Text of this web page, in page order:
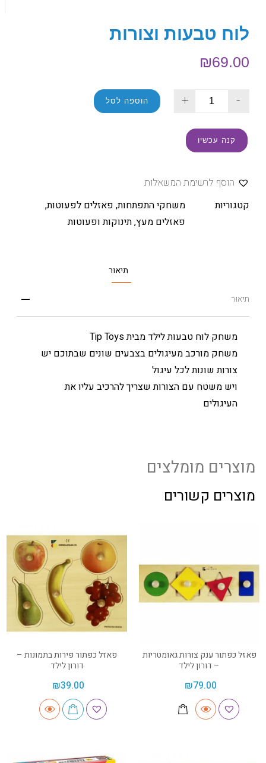
לוח טבעות וצורות
₪69.00
-
+ הוספה לסל
קנה עכשיו
הוסף לרשימת המשאלות
קטגוריות
משחקי התפתחות, פאזלים לפעוטות,
פאזלים מעץ,תינוקות ופעוטות
תיאור
תיאור
משחק לוח טבעות לילד מבית Tip Toys
משחק מורכב מעיגולים בצבעים שונים שבתוכם יש
צורות שונות לכל עיגול
ויש משטח עם הצורות שצריך להרכיב עליו את
העיגולים
מוצרים מומלצים
מוצרים קשורים
פאזל כפתור ענק צורות גאומטריות
– דורון לילד
₪79.00
פאזל כפתור פירות בתמונות –
דורון לילד
₪39.00